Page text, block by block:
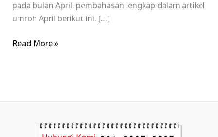
pada bulan April, pembahasan lengkap dalam artikel
umroh April berikut ini. […]
Read More »